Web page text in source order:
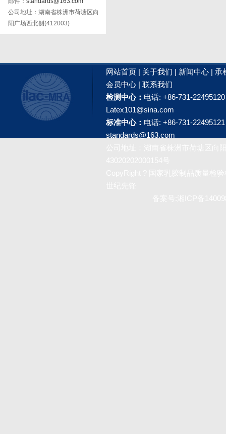
公司地址：湖南省株洲市荷塘区向
阳广场西北侧(412003)
网站首页 | 关于我们 | 新闻中心 | 承
会员中心 | 联系我们
检测中心： 电话: +86-731-
Latex101@sina.com
标准中心： 电话: +86-731-
standards@163.com